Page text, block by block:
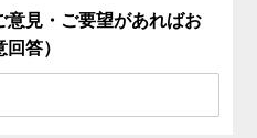
意見・ご要望があればお
答）